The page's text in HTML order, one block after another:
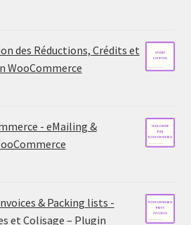
des Réductions, Crédits et
WooCommerce
- eMailing &
& Packing lists -
et Colisage – Plugin